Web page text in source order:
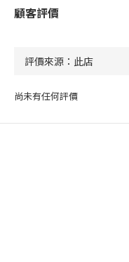
顧客評價
尚未有任何評價